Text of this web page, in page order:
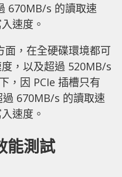
670MB/s 的讀取速
速度。
面，在全硬碟環境都可
，以及超過 520MB/s
，因 PCIe 插槽只有
670MB/s 的讀取速
速度。
能測試